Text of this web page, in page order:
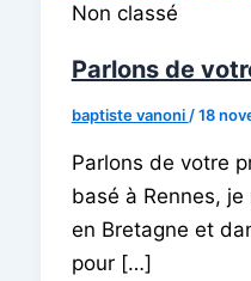
Non classé
Parlons de
baptiste vanoni /18
Parlons de votre
basé à Rennes,
en Bretagne et
pour […]